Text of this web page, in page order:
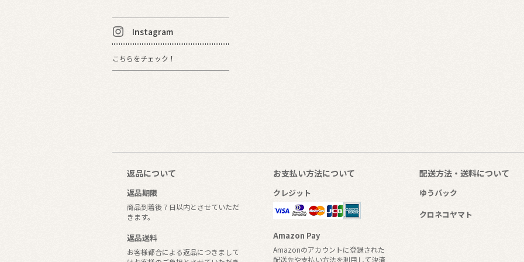
Instagram
こちらをチェック！
返品について
返品期限
商品到着後７日以内とさせていただ
きます。
返品送料
お客様都合による返品につきまして
お支払い方法について
クレジット
Amazon Pay
Amazonのアカウントに登録された
配送先や支払い方法を利用して決済
配送方法・送料について
ゆうパック
クロネコヤマト